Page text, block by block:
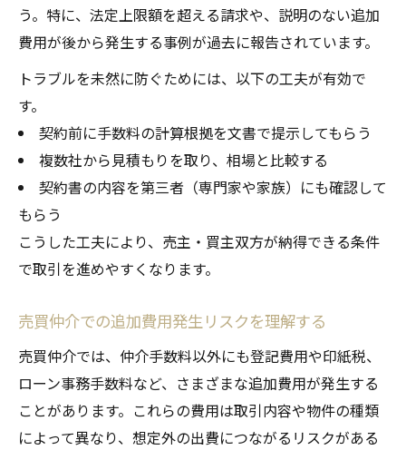
う。特に、法定上限額を超える請求や、説明のない追加
費用が後から発生する事例が過去に報告されています。
トラブルを未然に防ぐためには、以下の工夫が有効で
す。
契約前に手数料の計算根拠を文書で提示してもらう
複数社から見積もりを取り、相場と比較する
契約書の内容を第三者（専門家や家族）にも確認して
もらう
こうした工夫により、売主・買主双方が納得できる条件
で取引を進めやすくなります。
売買仲介での追加費用発生リスクを理解する
売買仲介では、仲介手数料以外にも登記費用や印紙税、
ローン事務手数料など、さまざまな追加費用が発生する
ことがあります。これらの費用は取引内容や物件の種類
によって異なり、想定外の出費につながるリスクがある